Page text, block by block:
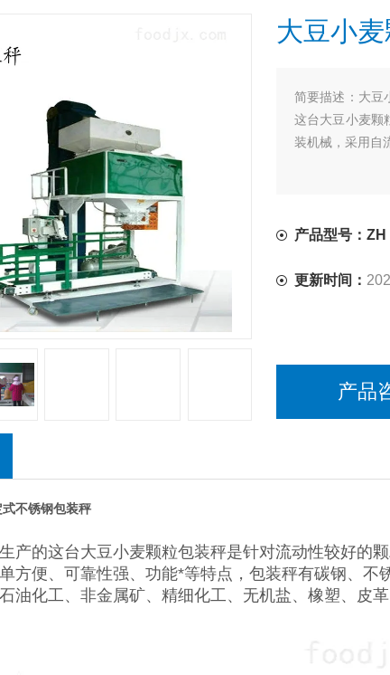
大豆小
简要描述： 大豆
这台大豆小麦颗
装机械，采用自
产品型号：ZH
更新时间：
产品
不锈钢包装秤
产的这台大豆小麦颗粒包装秤是针对流动性较好的
方便、可靠性强、功能*等特点，包装秤有碳钢、不
油化工、非金属矿、精细化工、无机盐、橡塑、皮革